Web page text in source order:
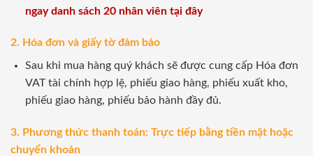
ngay danh sách 20 nhân viên tại đây
2. Hóa đơn và giấy tờ đảm bảo
Sau khi mua hàng quý khách sẽ được cung cấp Hóa đơn
VAT tài chính hợp lệ, phiếu giao hàng, phiếu xuất kho,
phiếu giao hàng, phiếu bảo hành đầy đủ.
3. Phương thức thanh toán: Trực tiếp bằng tiền mặt hoặc
chuyển khoản